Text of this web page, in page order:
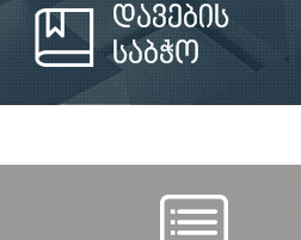
დავების
საბჭო